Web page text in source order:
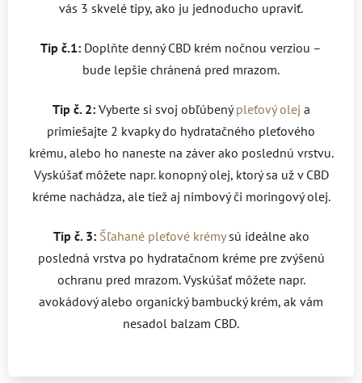
vás 3 skvelé tipy, ako ju jednoducho upraviť.
Tip č.1: Doplňte denný CBD krém nočnou verziou –
bude lepšie chránená pred mrazom.
Tip č. 2: Vyberte si svoj obľúbený pleťový olej a
primiešajte 2 kvapky do hydratačného pleťového
krému, alebo ho naneste na záver ako poslednú vrstvu.
Vyskúšať môžete napr. konopný olej, ktorý sa už v CBD
kréme nachádza, ale tiež aj nimbový či moringový olej.
Tip č. 3: Šľahané pleťové krémy sú ideálne ako
posledná vrstva po hydratačnom kréme pre zvýšenú
ochranu pred mrazom. Vyskúšať môžete napr.
avokádový alebo organický bambucký krém, ak vám
nesadol balzam CBD.